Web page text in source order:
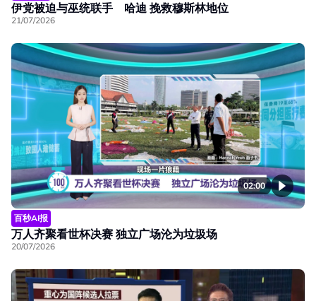
伊党被迫与巫统联手 哈迪 挽救穆斯林地位
21/07/2026
02:00
百秒AI报
万人齐聚看世杯决赛 独立广场沦为垃圾场
20/07/2026